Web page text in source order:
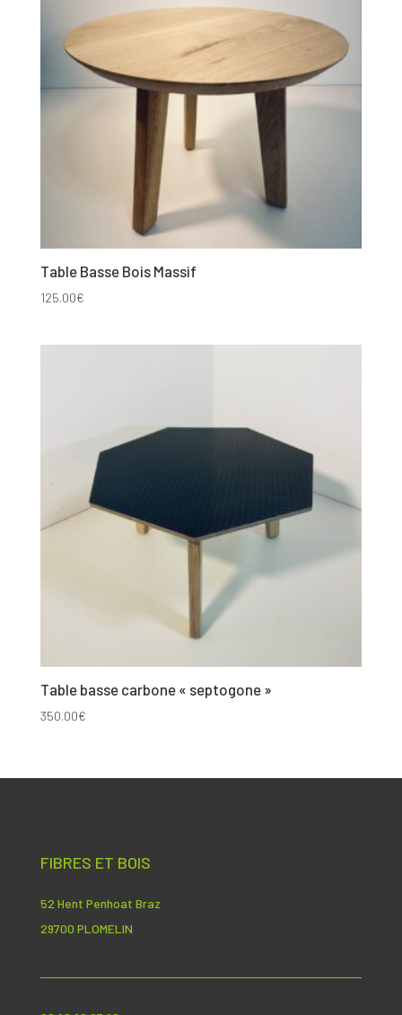
Table Basse Bois Massif
125.00€
Table basse carbone « septogone »
350.00€
FIBRES ET BOIS
52 Hent Penhoat Braz
29700 PLOMELIN